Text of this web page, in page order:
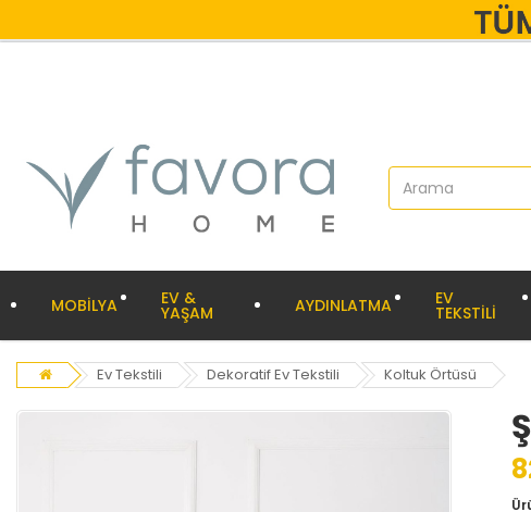
MOBİLYA EV &
YAŞAM AYDINLATMA EV
TEKSTİLİ
Ev Tekstili Dekoratif Ev Tekstili Koltuk Örtüsü